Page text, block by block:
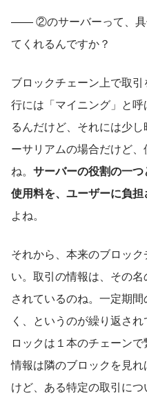
—— ②のサーバーって、具
てくれるんですか？
ブロックチェーン上で取
行には「マイニング」と
るんだけど、それには少
ーサリアムの場合だけど
ね。 サーバーの役割の一
使用料を、ユーザーに負
よね。
それから、本来のブロッ
い。取引の情報は、その
されているのね。一定期
く、というのが繰り返さ
ロックは１本のチェーン
情報は隣のブロックを見
けど、ある特定の取引に